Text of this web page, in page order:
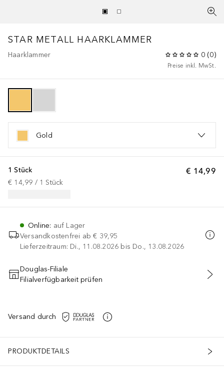
STAR METALL HAARKLAMMER
Haarklammer 0 (0)
Preise inkl. MwSt.
Gold
€ 14,99
1 Stück
€ 14,99 / 1 Stück
Online: auf Lager
Versandkostenfrei ab € 39,95
Lieferzeitraum: Di., 11.08.2026 bis Do., 13.08.2026
IN DEN WARENKORB
Douglas-Filiale
Filialverfügbarkeit prüfen
Versand durch
PRODUKTDETAILS